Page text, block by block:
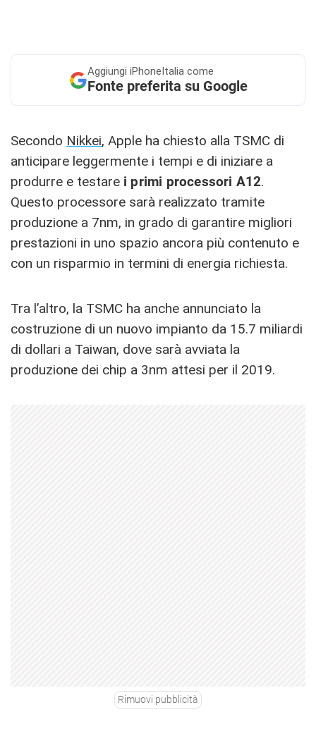
Aggiungi iPhoneItalia come
Fonte preferita su Google
Secondo Nikkei, Apple ha chiesto alla TSMC di
anticipare leggermente i tempi e di iniziare a
produrre e testare i primi processori A12.
Questo processore sarà realizzato tramite
produzione a 7nm, in grado di garantire migliori
prestazioni in uno spazio ancora più contenuto e
con un risparmio in termini di energia richiesta.
Tra l’altro, la TSMC ha anche annunciato la
costruzione di un nuovo impianto da 15.7 miliardi
di dollari a Taiwan, dove sarà avviata la
produzione dei chip a 3nm attesi per il 2019.
Rimuovi pubblicità